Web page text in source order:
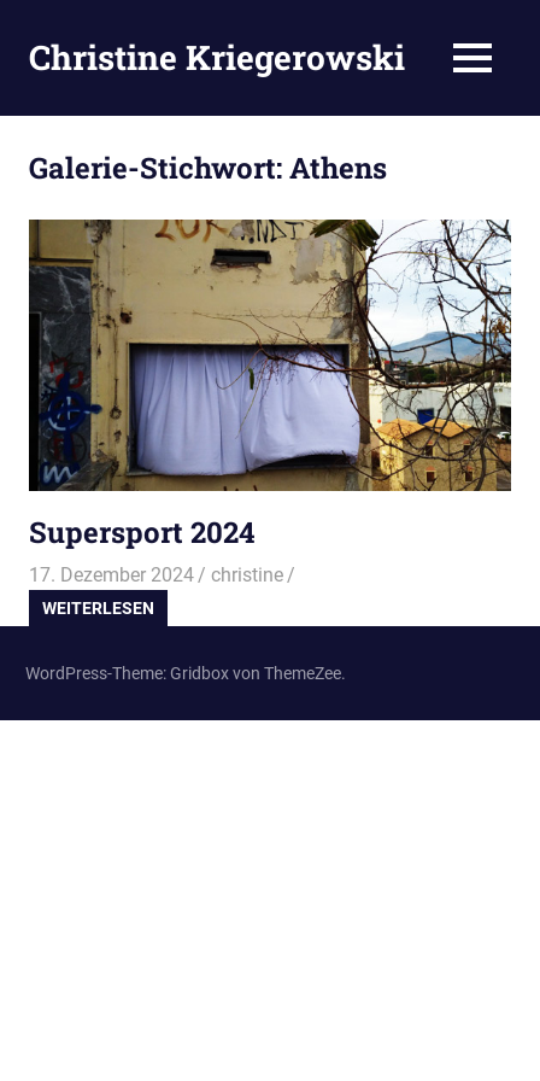
Inhalt
springen
Christine Kriegerowski MENÜ
Galerie-Stichwort:Athens
Supersport 2024
17. Dezember 2024 christine
WEITERLESEN
WordPress-Theme: Gridbox von ThemeZee.